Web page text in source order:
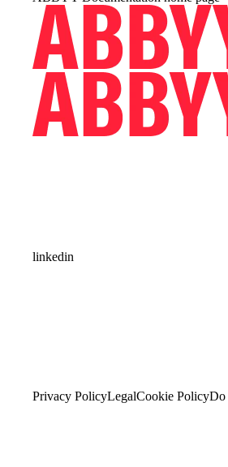
linkedin
Privacy PolicyLegalCookie PolicyDo